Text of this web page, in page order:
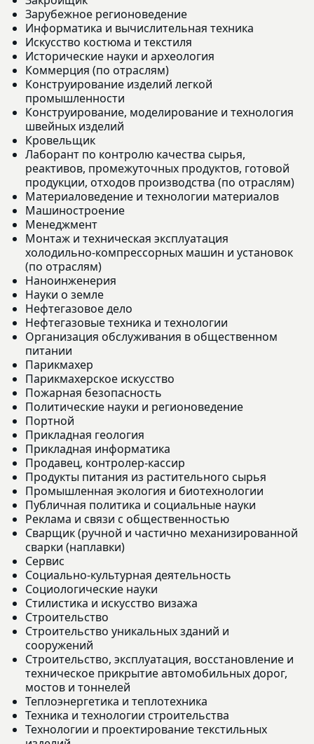
Зарубежное регионоведение
Информатика и вычислительная техника
Искусство костюма и текстиля
Исторические науки и археология
Коммерция (по отраслям)
Конструирование изделий легкой
промышленности
Конструирование, моделирование и технология
швейных изделий
Кровельщик
Лаборант по контролю качества сырья,
реактивов, промежуточных продуктов, готовой
продукции, отходов производства (по отраслям)
Материаловедение и технологии материалов
Машиностроение
Менеджмент
Монтаж и техническая эксплуатация
холодильно-компрессорных машин и установок
(по отраслям)
Наноинженерия
Науки о земле
Нефтегазовое дело
Нефтегазовые техника и технологии
Организация обслуживания в общественном
питании
Парикмахер
Парикмахерское искусство
Пожарная безопасность
Политические науки и регионоведение
Портной
Прикладная геология
Прикладная информатика
Продавец, контролер-кассир
Продукты питания из растительного сырья
Промышленная экология и биотехнологии
Публичная политика и социальные науки
Реклама и связи с общественностью
Сварщик (ручной и частично механизированной
сварки (наплавки)
Сервис
Социально-культурная деятельность
Социологические науки
Стилистика и искусство визажа
Строительство
Строительство уникальных зданий и
сооружений
Строительство, эксплуатация, восстановление и
техническое прикрытие автомобильных дорог,
мостов и тоннелей
Теплоэнергетика и теплотехника
Техника и технологии строительства
Технологии и проектирование текстильных